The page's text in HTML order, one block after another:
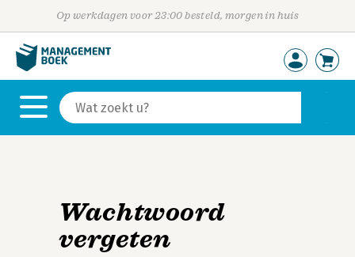
Op werkdagen voor 23:00 besteld, morgen in huis
Wachtwoord
vergeten